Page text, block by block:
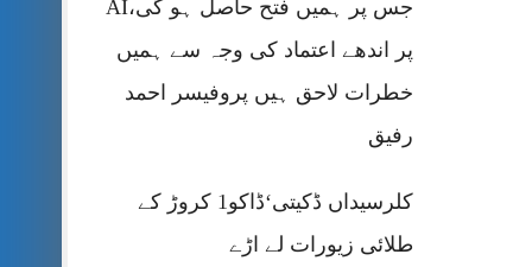
جس پر ہمیں فتح حاصل ہو گی،AI
پر اندھے اعتماد کی وجہ سے ہمیں
خطرات لاحق ہیں پروفیسر احمد
رفیق
کلرسیداں ڈکیتی‘ڈاکو1 کروڑ کے
طلائی زیورات لے اڑے